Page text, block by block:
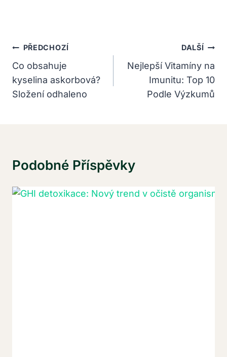
Navigace
Pro
Příspěvek
PŘEDCHOZÍ
Co obsahuje
kyselina askorbová?
Složení odhaleno
DALŠÍ
Nejlepší Vitamíny na
Imunitu: Top 10
Podle Výzkumů
Podobné Příspěvky